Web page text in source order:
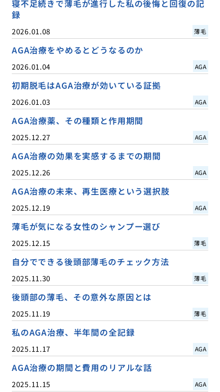
寝不足続きで薄毛が進行した私の後悔と回復の記
録
2026.01.08 薄毛
AGA治療をやめるとどうなるのか
2026.01.04 AGA
初期脱毛はAGA治療が効いている証拠
2026.01.03 AGA
AGA治療薬、その種類と作用期間
2025.12.27 AGA
AGA治療の効果を実感するまでの期間
2025.12.26 AGA
AGA治療の未来、再生医療という選択肢
2025.12.19 AGA
薄毛が気になる女性のシャンプー選び
2025.12.15 薄毛
自分でできる後頭部薄毛のチェック方法
2025.11.30 薄毛
後頭部の薄毛、その意外な原因とは
2025.11.19 薄毛
私のAGA治療、半年間の全記録
2025.11.17 AGA
AGA治療の期間と費用のリアルな話
2025.11.15 AGA